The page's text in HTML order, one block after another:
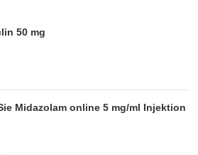
50 mg
Midazolam online 5 mg/ml Injektion